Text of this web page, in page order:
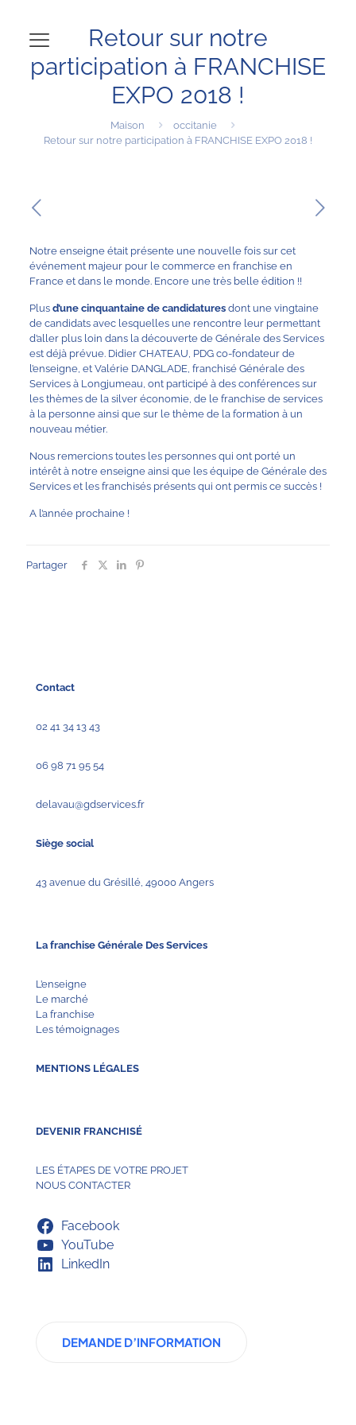
Retour sur notre
participation à FRANCHISE
EXPO 2018 !
Maison
occitanie
Retour sur notre participation à FRANCHISE EXPO 2018 !
Notre enseigne était présente une nouvelle fois sur cet
événement majeur pour le commerce en franchise en
France et dans le monde. Encore une très belle édition !!
Plus d’une cinquantaine de candidatures dont une vingtaine
de candidats avec lesquelles une rencontre leur permettant
d’aller plus loin dans la découverte de Générale des Services
est déjà prévue. Didier CHATEAU, PDG co-fondateur de
l’enseigne, et Valérie DANGLADE, franchisé Générale des
Services à Longjumeau, ont participé à des conférences sur
les thèmes de la silver économie, de le franchise de services
à la personne ainsi que sur le thème de la formation à un
nouveau métier.
Nous remercions toutes les personnes qui ont porté un
intérêt à notre enseigne ainsi que les équipe de Générale des
Services et les franchisés présents qui ont permis ce succès !
A l’année prochaine !
Partager
Contact
02 41 34 13 43
06 98 71 95 54
delavau@gdservices.fr
Siège social
43 avenue du Grésillé, 49000 Angers
La franchise Générale Des Services
L’enseigne
Le marché
La franchise
Les témoignages
MENTIONS LÉGALES
DEVENIR FRANCHISÉ
LES ÉTAPES DE VOTRE PROJET
NOUS CONTACTER
Facebook
YouTube
LinkedIn
DEMANDE D’INFORMATION